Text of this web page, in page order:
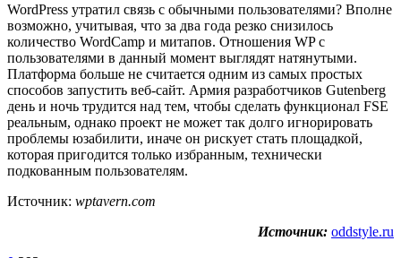
WordPress утратил связь с обычными пользователями? Вполне
возможно, учитывая, что за два года резко снизилось
количество WordCamp и митапов. Отношения WP с
пользователями в данный момент выглядят натянутыми.
Платформа больше не считается одним из самых простых
способов запустить веб-сайт. Армия разработчиков Gutenberg
день и ночь трудится над тем, чтобы сделать функционал FSE
реальным, однако проект не может так долго игнорировать
проблемы юзабилити, иначе он рискует стать площадкой,
которая пригодится только избранным, технически
подкованным пользователям.
Источник: wptavern.com
Источник: oddstyle.ru